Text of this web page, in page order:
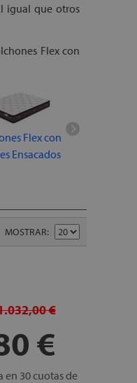
igual que otros
Flex con
Flex con
Ensacados
MOSTRAR
€
€
en 30 cuotas de